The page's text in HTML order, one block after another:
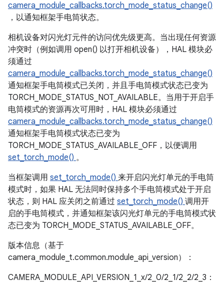
camera_module_callbacks.torch_mode_status_change()
，以通知框架手电筒状态。
相机设备对闪光灯元件的访问优先级更高。当出现任何资源
冲突时（例如调用 open() 以打开相机设备），HAL 模块必
须通过
camera_module_callbacks.torch_mode_status_change()
通知框架手电筒模式已关闭，并且手电筒模式状态已变为
TORCH_MODE_STATUS_NOT_AVAILABLE。当用于开启手
电筒模式的资源再次可用时，HAL 模块必须通过
camera_module_callbacks.torch_mode_status_change()
通知框架手电筒模式状态已变为
TORCH_MODE_STATUS_AVAILABLE_OFF，以便调用
set_torch_mode() 。
当框架调用 set_torch_mode() 来开启闪光灯单元的手电筒
模式时，如果 HAL 无法同时保持多个手电筒模式处于开启
状态，则 HAL 应关闭之前通过 set_torch_mode() 调用开
启的手电筒模式，并通知框架该闪光灯单元的手电筒模式状
态已变为 TORCH_MODE_STATUS_AVAILABLE_OFF。
版本信息（基于
camera_module_t.common.module_api_version）：
CAMERA_MODULE_API_VERSION_1_x/2_0/2_1/2_2/2_3：